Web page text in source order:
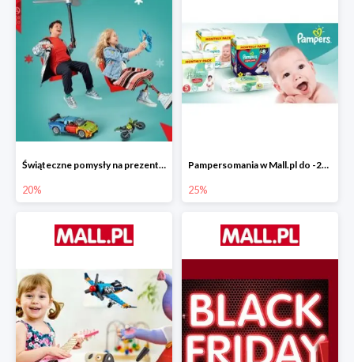
Świąteczne pomysły na prezenty od LEGO w Mall.pl do -20%
20%
Pampersomania w Mall.pl do -25%
25%